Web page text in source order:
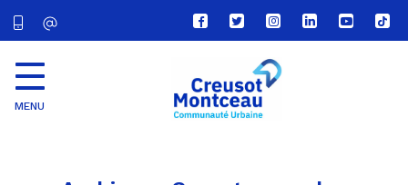
Lien
vers
compte
Facebook
Lien
vers
compte
Twitter
Lien
vers
le
compte
Lien
vers
Lien
vers
Lien
vers
MENU